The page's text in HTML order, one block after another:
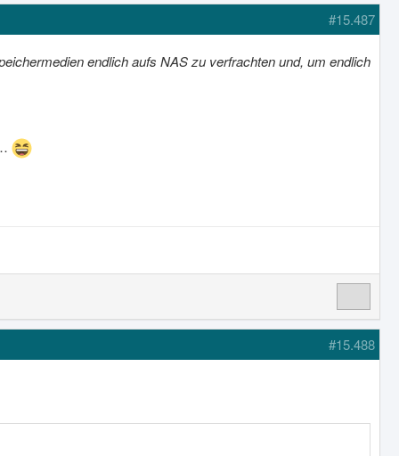
#15.487
endlich aufs NAS zu verfrachten und, um endlich
#15.488